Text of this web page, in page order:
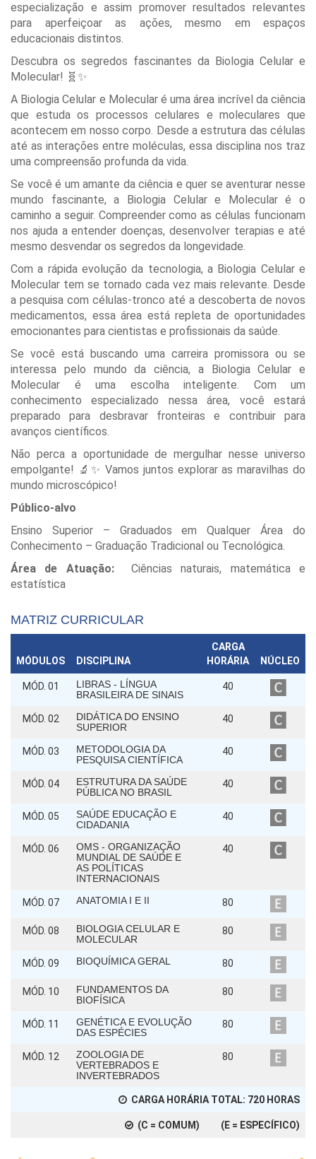
especialização e assim promover resultados relevantes
para aperfeiçoar as ações, mesmo em espaços
educacionais distintos.
Descubra os segredos fascinantes da Biologia Celular e
Molecular! 🧬✨
A Biologia Celular e Molecular é uma área incrível da ciência
que estuda os processos celulares e moleculares que
acontecem em nosso corpo. Desde a estrutura das células
até as interações entre moléculas, essa disciplina nos traz
uma compreensão profunda da vida.
Se você é um amante da ciência e quer se aventurar nesse
mundo fascinante, a Biologia Celular e Molecular é o
caminho a seguir. Compreender como as células funcionam
nos ajuda a entender doenças, desenvolver terapias e até
mesmo desvendar os segredos da longevidade.
Com a rápida evolução da tecnologia, a Biologia Celular e
Molecular tem se tornado cada vez mais relevante. Desde
a pesquisa com células-tronco até a descoberta de novos
medicamentos, essa área está repleta de oportunidades
emocionantes para cientistas e profissionais da saúde.
Se você está buscando uma carreira promissora ou se
interessa pelo mundo da ciência, a Biologia Celular e
Molecular é uma escolha inteligente. Com um
conhecimento especializado nessa área, você estará
preparado para desbravar fronteiras e contribuir para
avanços científicos.
Não perca a oportunidade de mergulhar nesse universo
empolgante! 🔬✨ Vamos juntos explorar as maravilhas do
mundo microscópico!
Público-alvo
Ensino Superior – Graduados em Qualquer Área do
Conhecimento – Graduação Tradicional ou Tecnológica.
Área de Atuação:Ciências naturais, matemática e
estatística
MATRIZ CURRICULAR
MÓDULOS DISCIPLINA
CARGA
HORÁRIA
NÚCLEO
MÓD. 01
LIBRAS - LÍNGUA
BRASILEIRA DE SINAIS
40
MÓD. 02
DIDÁTICA DO ENSINO
SUPERIOR
40
MÓD. 03
METODOLOGIA DA
PESQUISA CIENTÍFICA
40
MÓD. 04
ESTRUTURA DA SAÚDE
PÚBLICA NO BRASIL
40
MÓD. 05
SAÚDE EDUCAÇÃO E
CIDADANIA
40
MÓD. 06
OMS - ORGANIZAÇÃO
MUNDIAL DE SAÚDE E
AS POLÍTICAS
INTERNACIONAIS
40
MÓD. 07 ANATOMIA I E II 80
MÓD. 08
BIOLOGIA CELULAR E
MOLECULAR
80
MÓD. 09 BIOQUÍMICA GERAL 80
MÓD. 10
FUNDAMENTOS DA
BIOFÍSICA
80
MÓD. 11
GENÉTICA E EVOLUÇÃO
DAS ESPÉCIES
80
MÓD. 12
ZOOLOGIA DE
VERTEBRADOS E
INVERTEBRADOS
80
CARGA HORÁRIA TOTAL: 720 HORAS
(C = COMUM) (E = ESPECÍFICO)